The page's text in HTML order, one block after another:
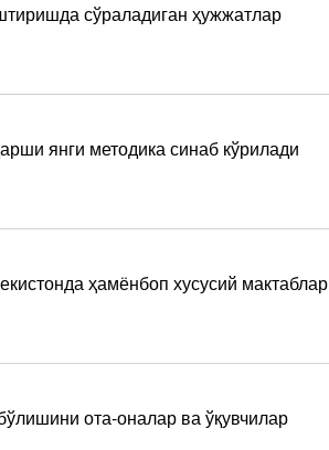
сўраладиган ҳужжатлар
янги методика синаб кўрилади
ҳамёнбоп хусусий мактаблар
ота-оналар ва ўқувчилар